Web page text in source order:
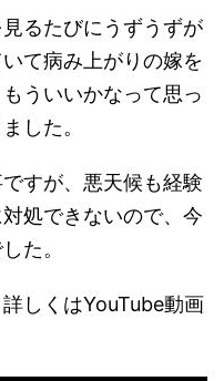
るたびにうずうずが
て病み上がりの嫁を
ういいかなって思っ
した。
すが、悪天候も経験
処できないので、今
た。
しくはYouTube動画